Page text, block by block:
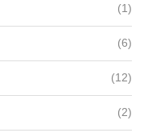
(1)
(6)
(12)
(2)